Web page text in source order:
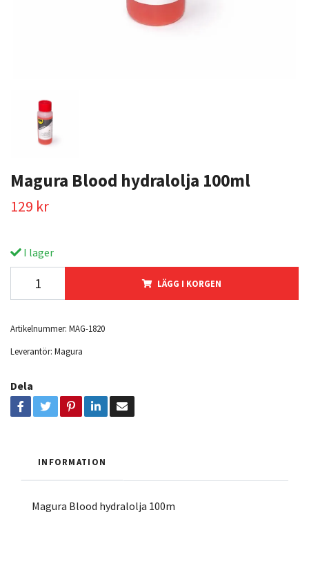
Magura Blood hydralolja 100ml
129 kr
I lager
LÄGG I KORGEN
Artikelnummer: MAG-1820
Leverantör: Magura
Dela
INFORMATION
Magura Blood hydralolja 100m